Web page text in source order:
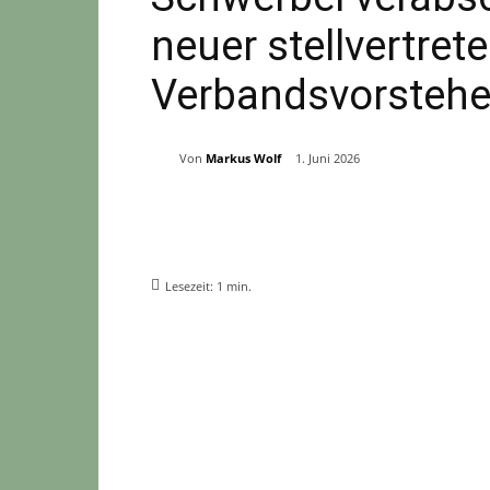
neuer
Von Markus Wolf 1. Juni 2026
Lesezeit: 1 min.